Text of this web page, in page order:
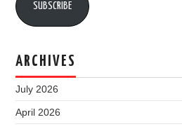
SUBSCRIBE
ARCHIVES
July 2026
April 2026